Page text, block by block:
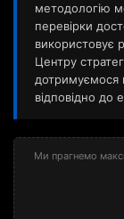
методологію
перевірки
використовує
Центру
дотримуємося
відповідно до
Ми прагнемо